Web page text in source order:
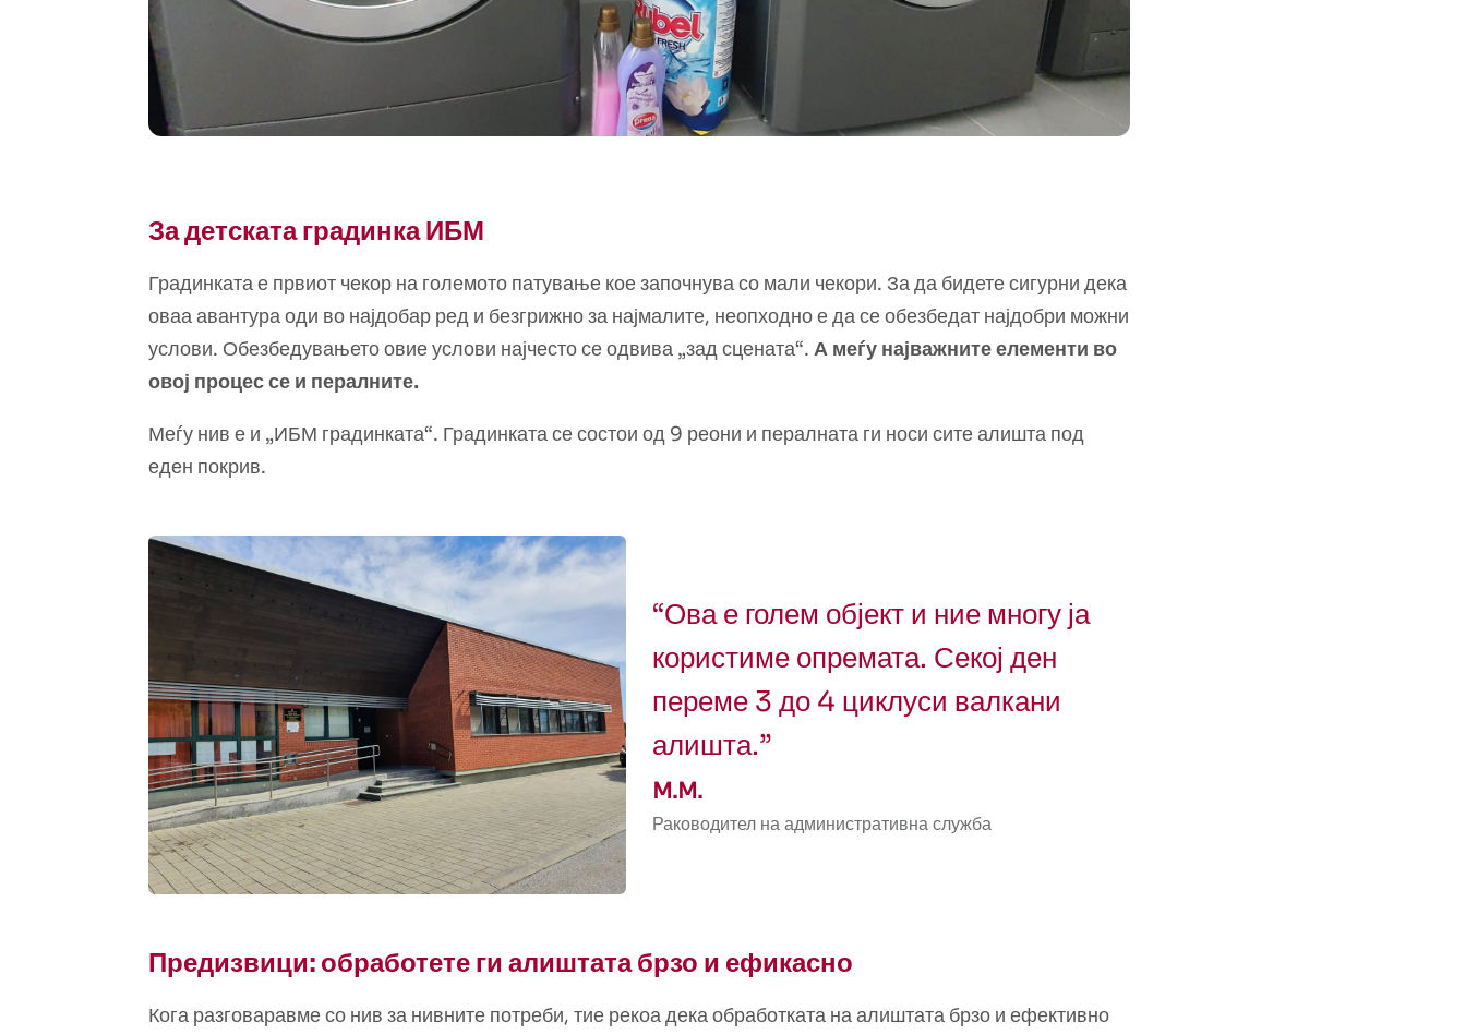
За детската градинка ИБМ
Градинката е првиот чекор на големото патување кое започнува со мали чекори. За да бидете сигурни дека
оваа авантура оди во најдобар ред и безгрижно за најмалите, неопходно е да се обезбедат најдобри можни
услови. Обезбедувањето овие услови најчесто се одвива „зад сцената“. А меѓу најважните елементи во
овој процес се и пералните.
Меѓу нив е и „ИБМ градинката“. Градинката се состои од 9 реони и пералната ги носи сите алишта под
еден покрив.
“Ова е голем објект и ние многу ја
користиме опремата. Секој ден
переме 3 до 4 циклуси валкани
алишта.”
M.M.
Раководител на административна служба
Предизвици: обработете ги алиштата брзо и ефикасно
Кога разговаравме со нив за нивните потреби, тие рекоа дека обработката на алиштата брзо и ефективно